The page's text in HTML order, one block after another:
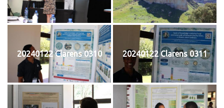
20240122 Clarens 0310 20240122 Clarens 0311